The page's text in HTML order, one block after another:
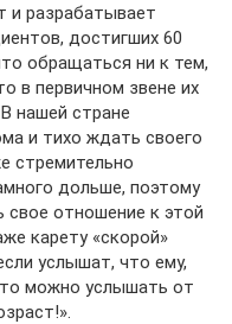
и разрабатывает
достигших 60
обращаться ни к тем,
в первичном звене их
нашей стране
и тихо ждать своего
стремительно
дольше, поэтому
свое отношение к этой
карету «скорой»
услышат, что ему,
можно услышать от